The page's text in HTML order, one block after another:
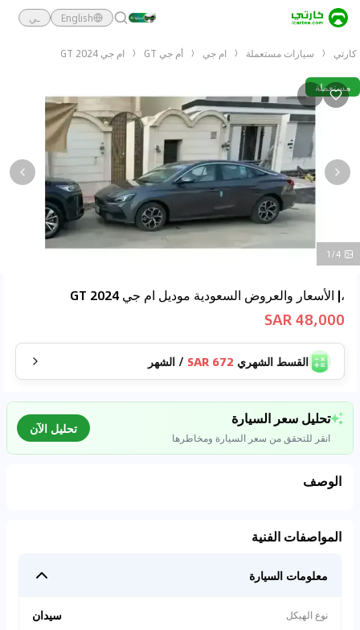
English ـي
كارتي سيارات مستعملة ام جي أم جي GT ام جي GT 2024
مستعملة
1/4
،| الأسعار والعروض السعودية موديل ام جي GT 2024
48,000 SAR
القسط الشهري 672 SAR
/ الشهر
تحليل سعر السيارة
انقر للتحقق من سعر السيارة ومخاطرها
تحليل الآن
الوصف
المواصفات الفنية
معلومات السيارة
نوع الهيكل سيدان